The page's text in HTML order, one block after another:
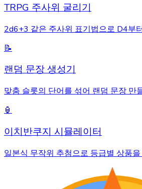
TRPG 주사위 굴리기
2d6+3 같은 주사위 표기법으로 D4부
📝
랜덤 문장 생성기
맞춤 슬롯의 단어를 섞어 랜덤 문장 만
🏮
이치반쿠지 시뮬레이터
일본식 무작위 추첨으로 등급별 상품